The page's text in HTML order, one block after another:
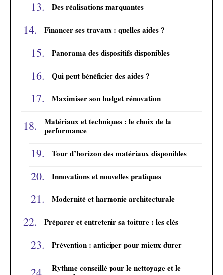
Des réalisations marquantes
Financer ses travaux : quelles aides ?
Panorama des dispositifs disponibles
Qui peut bénéficier des aides ?
Maximiser son budget rénovation
Matériaux et techniques : le choix de la
performance
Tour d’horizon des matériaux disponibles
Innovations et nouvelles pratiques
Modernité et harmonie architecturale
Préparer et entretenir sa toiture : les clés
Prévention : anticiper pour mieux durer
Rythme conseillé pour le nettoyage et le